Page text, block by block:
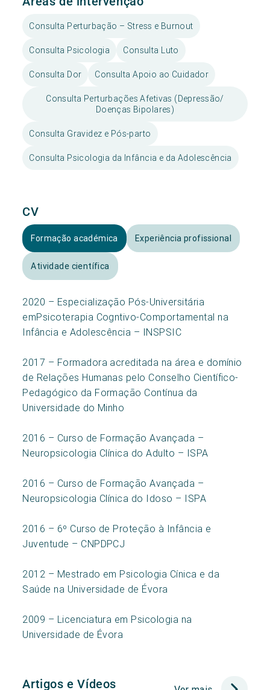
Consulta Perturbação – Stress e Burnout
Consulta Psicologia Consulta Luto
Consulta Dor Consulta Apoio ao Cuidador
Consulta Perturbações Afetivas (Depressão/
Doenças Bipolares)
Consulta Gravidez e Pós-parto
Consulta Psicologia da Infância e da Adolescência
CV
Formação académica Experiência profissional
Atividade científica
2020 – Especialização Pós-Universitária
emPsicoterapia Cogntivo-Comportamental na
Infância e Adolescência – INSPSIC
2017 – Formadora acreditada na área e domínio
de Relações Humanas pelo Conselho Científico-
Pedagógico da Formação Contínua da
Universidade do Minho
2016 – Curso de Formação Avançada –
Neuropsicologia Clínica do Adulto – ISPA
2016 – Curso de Formação Avançada –
Neuropsicologia Clínica do Idoso – ISPA
2016 – 6º Curso de Proteção à Infância e
Juventude – CNPDPCJ
2012 – Mestrado em Psicologia Cínica e da
Saúde na Universidade de Évora
2009 – Licenciatura em Psicologia na
Universidade de Évora
Artigos e Vídeos